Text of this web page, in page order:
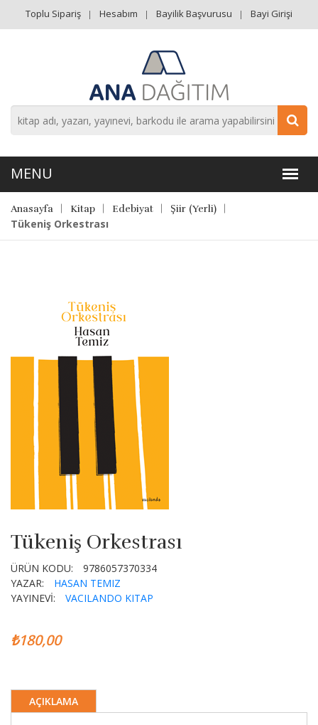
Toplu Sipariş Hesabım Bayilik Başvurusu Bayi Girişi
Anasayfa Kitap Edebiyat Şiir (Yerli)
Tükeniş Orkestrası
Tükeniş Orkestrası
ÜRÜN KODU:
9786057370334
YAZAR:
HASAN TEMIZ
YAYINEVİ:
VACILANDO KITAP
₺180,00
AÇIKLAMA